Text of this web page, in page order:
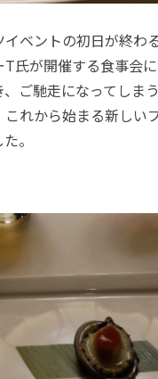
ベントの初日が終わ
T氏が開催する食事会
ご馳走になってしま
れから始まる新しい
。